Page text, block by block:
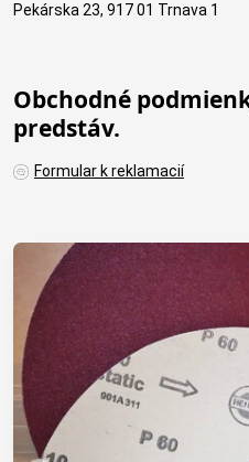
Pekárska 23, 917 01 Trnava 1
Obchodné
predstáv.
Formular k reklamacií